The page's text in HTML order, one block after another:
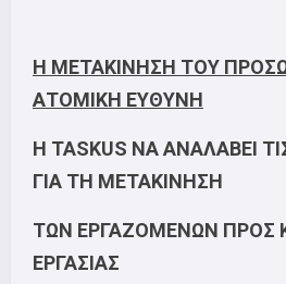
Η ΜΕΤΑΚΙΝΗΣΗ ΤΟΥ
ΑΤΟΜΙΚΗ ΕΥΘΥΝΗ
Η TASKUS ΝΑ ΑΝΑΛΑΒΕΙ
ΓΙΑ ΤΗ ΜΕΤΑΚΙΝΗΣΗ
ΤΩΝ ΕΡΓΑΖΟΜΕΝΩΝ ΠΡΟΣ
ΕΡΓΑΣΙΑΣ